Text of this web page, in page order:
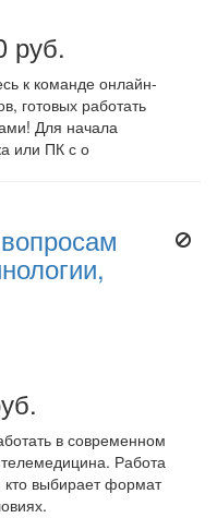
руб.
к команде онлайн-
готовых работать
Для начала
или ПК с о
в современном
Работа
выбирает формат